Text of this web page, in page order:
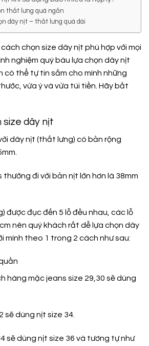
thắt lưng quá ngắn
dây nịt – thắt lưng quá dài
chọn size dây nịt phù hợp với mọi
nghiệm quý báu lựa chọn dây nịt
có thể tự tin sắm cho mình những
vừa ý và vừa túi tiền. Hãy bắt
size dây nịt
dây nịt (thắt lưng) có bản rộng
đi với bản nịt lớn hơn là 38mm
được đục đến 5 lỗ đều nhau, các lỗ
nên quý khách rất dễ lựa chọn dây
mình theo 1 trong 2 cách như sau:
hàng mặc jeans size 29,30 sẽ dùng
sẽ dùng nịt size 34.
sẽ dùng nịt size 36 và tương tự như